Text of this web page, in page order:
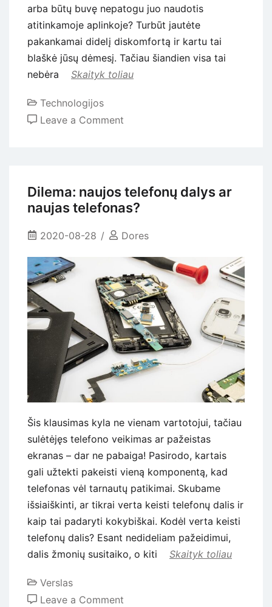
arba būtų buvę nepatogu juo naudotis
atitinkamoje aplinkoje? Turbūt jautėte
pakankamai didelį diskomfortą ir kartu tai
blaškė jūsų dėmesį. Tačiau šiandien visa tai
nebėra
Skaityk toliau
Technologijos
Leave a Comment
didelį
populiarumą
privalumai
Dilema: naujos telefonų dalys ar
naujas telefonas?
2020-08-28 Dores
Šis klausimas kyla ne vienam vartotojui, tačiau
sulėtėjęs telefono veikimas ar pažeistas
ekranas – dar ne pabaiga! Pasirodo, kartais
gali užtekti pakeisti vieną komponentą, kad
telefonas vėl tarnautų patikimai. Skubame
išsiaiškinti, ar tikrai verta keisti telefonų dalis ir
kaip tai padaryti kokybiškai. Kodėl verta keisti
telefonų dalis? Esant nedideliam pažeidimui,
dalis žmonių susitaiko, o kiti
Skaityk toliau
Verslas
Leave a Comment